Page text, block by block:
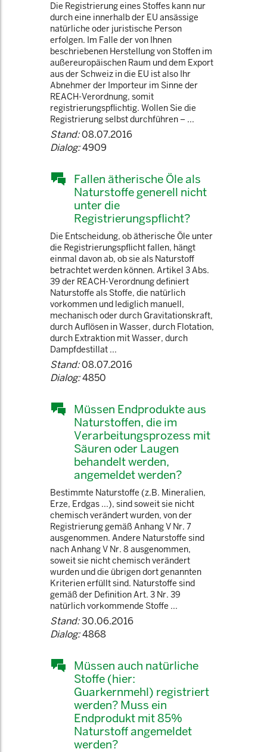
Die Registrierung eines Stoffes kann nur
durch eine innerhalb der EU ansässige
natürliche oder juristische Person
erfolgen. Im Falle der von Ihnen
beschriebenen Herstellung von Stoffen im
außereuropäischen Raum und dem Export
aus der Schweiz in die EU ist also Ihr
Abnehmer der Importeur im Sinne der
REACH-Verordnung, somit
registrierungspflichtig. Wollen Sie die
Registrierung selbst durchführen – ...
Stand:08.07.2016
Dialog:4909
Fallen ätherische Öle als
Naturstoffe generell nicht
unter die
Registrierungspflicht?
Die Entscheidung, ob ätherische Öle unter
die Registrierungspflicht fallen, hängt
einmal davon ab, ob sie als Naturstoff
betrachtet werden können. Artikel 3 Abs.
39 der REACH-Verordnung definiert
Naturstoffe als Stoffe, die natürlich
vorkommen und lediglich manuell,
mechanisch oder durch Gravitationskraft,
durch Auflösen in Wasser, durch Flotation,
durch Extraktion mit Wasser, durch
Dampfdestillat ...
Stand:08.07.2016
Dialog:4850
Müssen Endprodukte aus
Naturstoffen, die im
Verarbeitungsprozess mit
Säuren oder Laugen
behandelt werden,
angemeldet werden?
Bestimmte Naturstoffe (z.B. Mineralien,
Erze, Erdgas ...), sind soweit sie nicht
chemisch verändert wurden, von der
Registrierung gemäß Anhang V Nr. 7
ausgenommen. Andere Naturstoffe sind
nach Anhang V Nr. 8 ausgenommen,
soweit sie nicht chemisch verändert
wurden und die übrigen dort genannten
Kriterien erfüllt sind. Naturstoffe sind
gemäß der Definition Art. 3 Nr. 39
natürlich vorkommende Stoffe ...
Stand:30.06.2016
Dialog:4868
Müssen auch natürliche
Stoffe (hier:
Guarkernmehl) registriert
werden? Muss ein
Endprodukt mit 85%
Naturstoff angemeldet
werden?